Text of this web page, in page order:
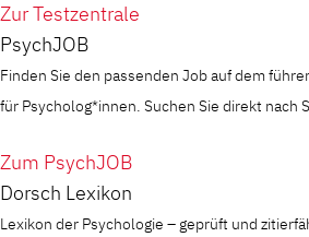
Zur Testzentrale
PsychJOB
Finden Sie den passenden Job auf dem
für Psycholog*innen. Suchen Sie direkt nach
Zum PsychJOB
Dorsch Lexikon
Lexikon der Psychologie – geprüft und